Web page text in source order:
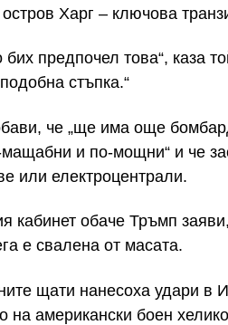
Харг – ключова
бих предпочел това“, каза
стъпка.“
че „ще има още
и по-мощни“ и че
или електроцентрали.
кабинет обаче Тръмп
е свалена от масата.
щати нанесоха удари в
на американски боен